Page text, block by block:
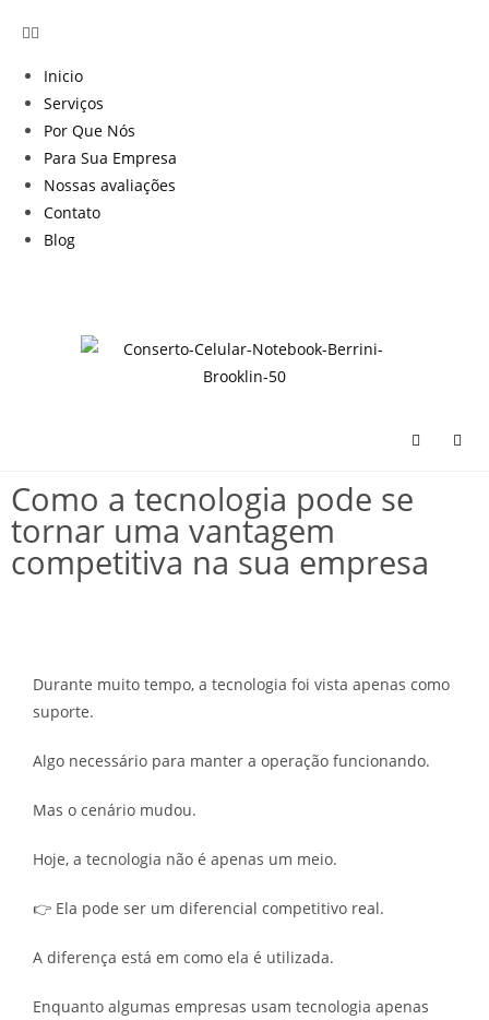
Inicio
Serviços
Por Que Nós
Para Sua Empresa
Nossas avaliações
Contato
Blog
Como a tecnologia pode se
tornar uma vantagem
competitiva na sua empresa
Durante muito tempo, a tecnologia foi vista apenas como
suporte.
Algo necessário para manter a operação funcionando.
Mas o cenário mudou.
Hoje, a tecnologia não é apenas um meio.
👉 Ela pode ser um diferencial competitivo real.
A diferença está em como ela é utilizada.
Enquanto algumas empresas usam tecnologia apenas